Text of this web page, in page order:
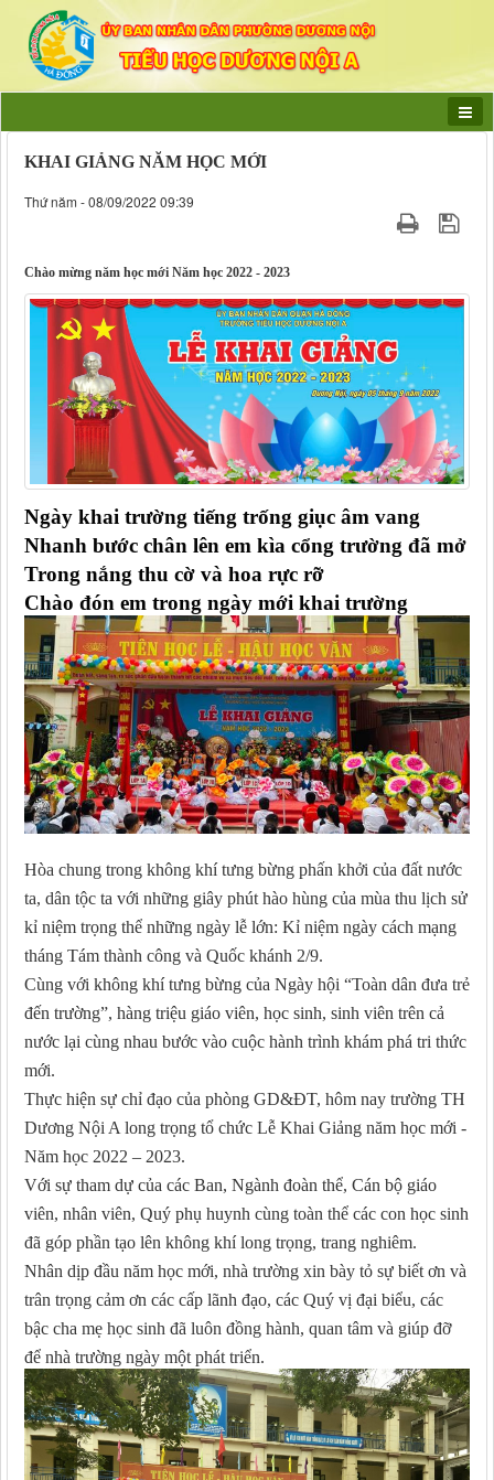
KHAI GIẢNG NĂM HỌC MỚI
Thứ năm - 08/09/2022 09:39
Chào mừng năm học mới Năm học 2022 - 2023
Ngày khai trường tiếng trống giục âm vang
Nhanh bước chân lên em kìa cổng trường đã mở
Trong nắng thu cờ và hoa rực rỡ
Chào đón em trong ngày mới khai trường
Hòa chung trong không khí tưng bừng phấn khởi của đất nước
ta, dân tộc ta với những giây phút hào hùng của mùa thu lịch sử
kỉ niệm trọng thể những ngày lễ lớn: Kỉ niệm ngày cách mạng
tháng Tám thành công và Quốc khánh 2/9.
Cùng với không khí tưng bừng của Ngày hội “Toàn dân đưa trẻ
đến trường”, hàng triệu giáo viên, học sinh, sinh viên trên cả
nước lại cùng nhau bước vào cuộc hành trình khám phá tri thức
mới.
Thực hiện sự chỉ đạo của phòng GD&ĐT, hôm nay trường TH
Dương Nội A long trọng tổ chức Lễ Khai Giảng năm học mới -
Năm học 2022 – 2023.
Với sự tham dự của các Ban, Ngành đoàn thể, Cán bộ giáo
viên, nhân viên, Quý phụ huynh cùng toàn thể các con học sinh
đã góp phần tạo lên không khí long trọng, trang nghiêm.
Nhân dịp đầu năm học mới, nhà trường xin bày tỏ sự biết ơn và
trân trọng cảm ơn các cấp lãnh đạo, các Quý vị đại biểu, các
bậc cha mẹ học sinh đã luôn đồng hành, quan tâm và giúp đỡ
để nhà trường ngày một phát triển.